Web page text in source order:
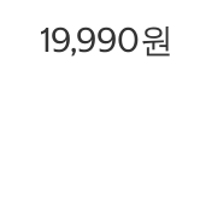
19,990원